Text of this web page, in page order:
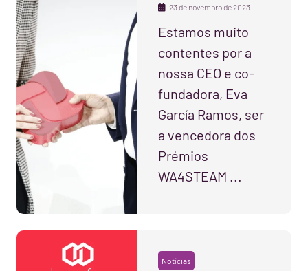
23 de novembro de 2023
Estamos muito
contentes por a
nossa CEO e co-
fundadora, Eva
García Ramos, ser
a vencedora dos
Prémios
WA4STEAM ...
Notícias